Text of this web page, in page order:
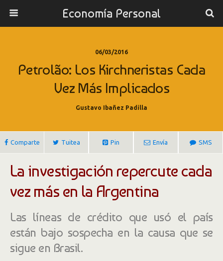
Economía Personal
06/03/2016
Petrolão: Los Kirchneristas Cada
Vez Más Implicados
Gustavo Ibañez Padilla
Comparte Tuitea Pin Envía SMS
La investigación repercute cada
vez más en la Argentina
Las líneas de crédito que usó el país
están bajo sospecha en la causa que se
sigue en Brasil.